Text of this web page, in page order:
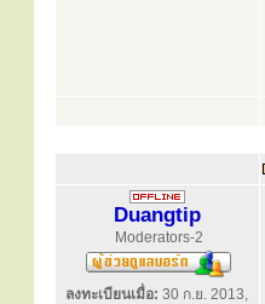
Duangtip
Moderators-2
ลงทะเบียนเมื่อ: 30 ก.ย. 2013,